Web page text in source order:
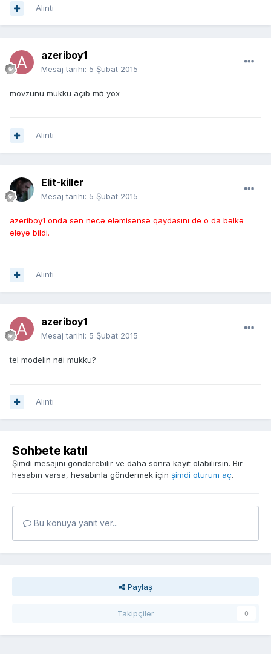
Alıntı
azeriboy1
Mesaj tarihi: 5 Şubat 2015
mövzunu mukku açıb mәn yox
Alıntı
Elit-killer
Mesaj tarihi: 5 Şubat 2015
azeriboy1 onda sən necə eləmisənsə qaydasını de o da bəlkə
eləyə bildi.
Alıntı
azeriboy1
Mesaj tarihi: 5 Şubat 2015
tel modelin nәdi mukku?
Alıntı
Sohbete katıl
Şimdi mesajını gönderebilir ve daha sonra kayıt olabilirsin. Bir
hesabın varsa, hesabınla göndermek için şimdi oturum aç.
Bu konuya yanıt ver...
Paylaş
Takipçiler 0